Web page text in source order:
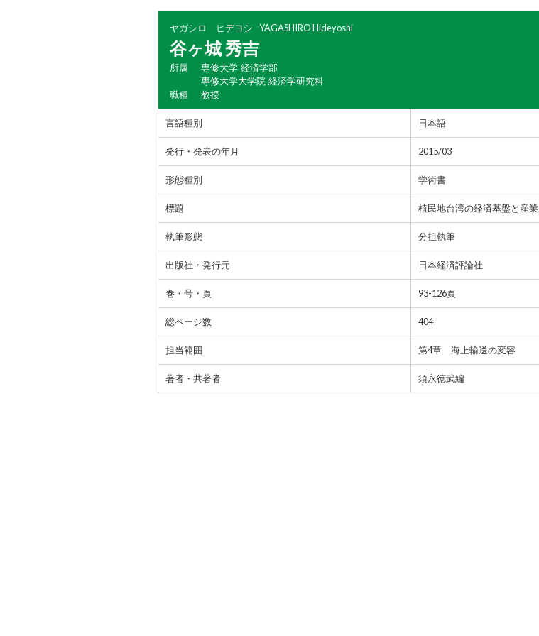
ヤガシロ ヒデヨシ YAGASHIRO Hideyoshi
谷ヶ城 秀吉
所属
専修大学 経済学部
専修大学大学院 経済学研究科
職種
教授
言語種別 日本語
発行・発表の年月 2015/03
形態種別 学術書
標題 植民地台湾の経済基盤と産業
執筆形態 分担執筆
出版社・発行元 日本経済評論社
巻・号・頁 93-126頁
総ページ数 404
担当範囲 第4章 海上輸送の変容
著者・共著者 須永徳武編